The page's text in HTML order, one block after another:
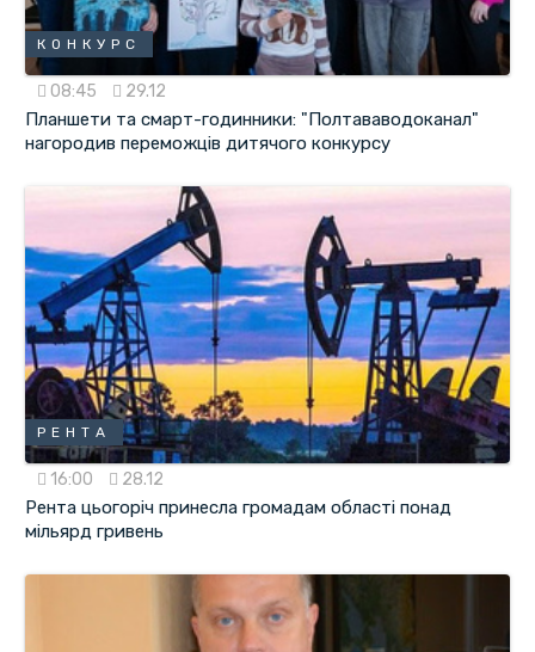
КОНКУРС
08:45 29.12
Планшети та смарт-годинники: "Полтававодоканал"
нагородив переможців дитячого конкурсу
РЕНТА
16:00 28.12
Рента цьогоріч принесла громадам області понад
мільярд гривень